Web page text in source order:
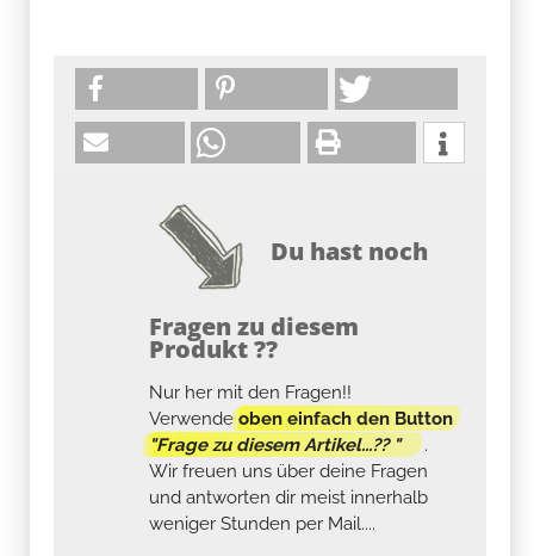
Du hast noch
Fragen zu diesem
Produkt ??
Nur her mit den Fragen!!
Verwendeoben einfach den Button
"Frage zu diesem Artikel...?? "
.
Wir freuen uns über deine Fragen
und antworten dir meist innerhalb
weniger Stunden per Mail....